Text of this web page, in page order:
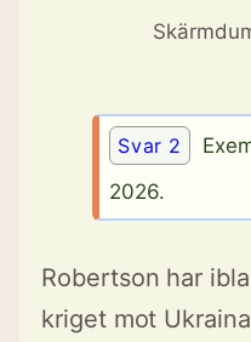
Svar 2
2026.
Robertson har
kriget mot